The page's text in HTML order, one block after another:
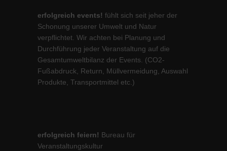
erfolgreich events! fühlt sich seit jeher der
Schonung unserer Umwelt und Natur
verpflichtet. Wir achten bei Planung und
Durchführung jeder Veranstaltung auf die
Gesamtumweltbilanz der Events. (CO2-
Fußabdruck, Return, Müllvermeidung, Auswahl
Produkte, Transportmittel etc.)
erfolgreich feiern! Bureau für
Veranstaltungskultur